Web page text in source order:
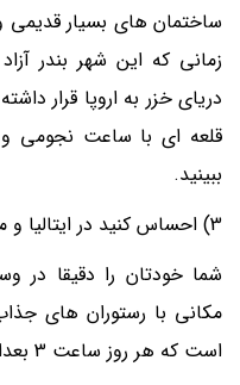
زمانی که این شهر بندر
دریای خزر به اروپا قرار
قلعه ای با ساعت نجومی
ببینید.
3) احساس کنید در ایتالیا و میدان پیِزا هستید.
شما خودتان را دقیقا در
مکانی با رستوران های
است که هر روز ساعت 3 بعداز ظهر به صدا در می آید.